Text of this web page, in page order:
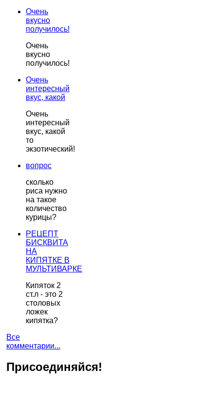
Очень
вкусно
получилось!
Очень
вкусно
получилось!
Очень
интересный
вкус, какой
Очень
интересный
вкус, какой
то
экзотический!
вопрос
сколько
риса нужно
на такое
количество
курицы?
РЕЦЕПТ
БИСКВИТА
НА
КИПЯТКЕ В
МУЛЬТИВАРКЕ
Кипяток 2
ст.л - это 2
столовых
ложек
кипятка?
Все
комментарии...
Присоединяйся!